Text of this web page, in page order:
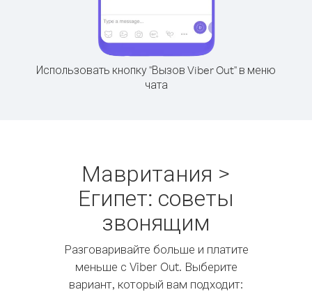
Использовать кнопку "Вызов Viber Out" в меню
чата
Мавритания >
Египет: советы
звонящим
Разговаривайте больше и платите
меньше с Viber Out. Выберите
вариант, который вам подходит: